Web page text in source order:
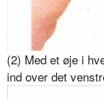
(2) Med et øje i
ind over det